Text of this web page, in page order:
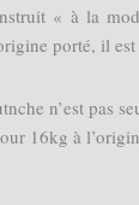
« à la
porté, il
n’est pas
16kg à